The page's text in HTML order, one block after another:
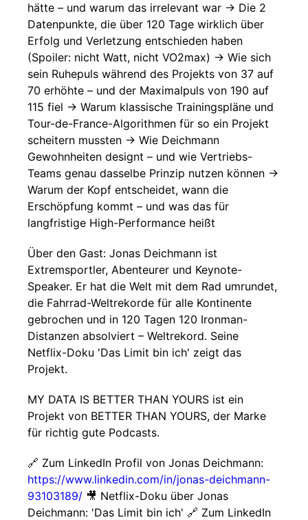
hätte – und warum das irrelevant war → Die 2
Datenpunkte, die über 120 Tage wirklich über
Erfolg und Verletzung entschieden haben
(Spoiler: nicht Watt, nicht VO2max) → Wie sich
sein Ruhepuls während des Projekts von 37 auf
70 erhöhte – und der Maximalpuls von 190 auf
115 fiel → Warum klassische Trainingspläne und
Tour-de-France-Algorithmen für so ein Projekt
scheitern mussten → Wie Deichmann
Gewohnheiten designt – und wie Vertriebs-
Teams genau dasselbe Prinzip nutzen können →
Warum der Kopf entscheidet, wann die
Erschöpfung kommt – und was das für
langfristige High-Performance heißt
Über den Gast: Jonas Deichmann ist
Extremsportler, Abenteurer und Keynote-
Speaker. Er hat die Welt mit dem Rad umrundet,
die Fahrrad-Weltrekorde für alle Kontinente
gebrochen und in 120 Tagen 120 Ironman-
Distanzen absolviert – Weltrekord. Seine
Netflix-Doku 'Das Limit bin ich' zeigt das
Projekt.
MY DATA IS BETTER THAN YOURS ist ein
Projekt von BETTER THAN YOURS, der Marke
für richtig gute Podcasts.
🔗 Zum LinkedIn Profil von Jonas Deichmann:
https://www.linkedin.com/in/jonas-deichmann-
93103189/ 🎥 Netflix-Doku über Jonas
Deichmann: 'Das Limit bin ich' 🔗 Zum LinkedIn